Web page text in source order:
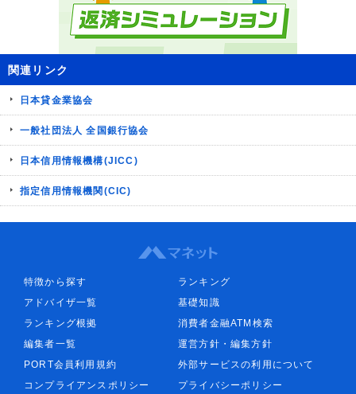
関連リンク
日本貸金業協会
一般社団法人 全国銀行協会
日本信用情報機構(JICC)
指定信用情報機関(CIC)
特徴から探す
ランキング
アドバイザ一覧
基礎知識
ランキング根拠
消費者金融ATM検索
編集者一覧
運営方針・編集方針
PORT会員利用規約
外部サービスの利用について
コンプライアンスポリシー
プライバシーポリシー